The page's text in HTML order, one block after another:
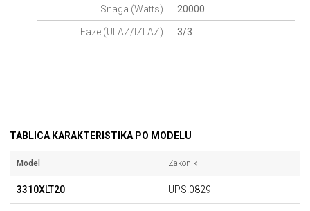
Snaga (Watts) 20000
Faze (ULAZ/IZLAZ) 3/3
TABLICA KARAKTERISTIKA PO MODELU
Model Zakonik
3310XLT20 UPS.0829